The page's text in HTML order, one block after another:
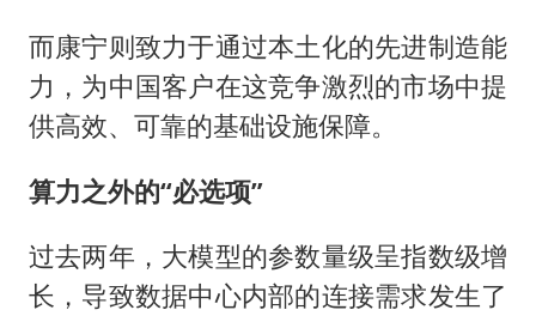
而康宁则致力于通过本土化的先进制造能
力，为中国客户在这竞争激烈的市场中提
供高效、可靠的基础设施保障。
算力之外的“必选项”
过去两年，大模型的参数量级呈指数级增
长，导致数据中心内部的连接需求发生了